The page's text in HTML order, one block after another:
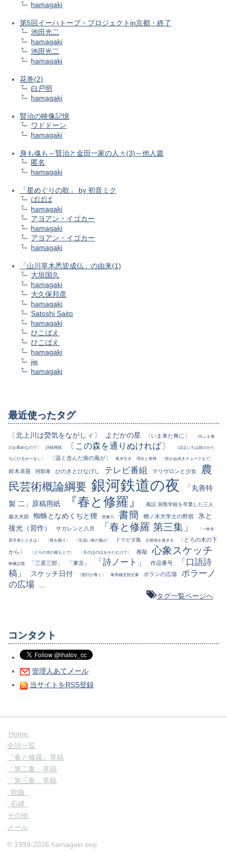
hamagaki
第5回イーハトーブ・プロジェクトin京都・終了
池田光二
hamagaki
池田光二
hamagaki
花巻(2)
白戸明
hamagaki
賢治の映像記憶
ワドドーン
hamagaki
身も魂も～賢治と金田一家の人々(3)～他人篇
匿名
hamagaki
「星めぐりの歌」 by 初音ミク
ばばば
hamagaki
アヨアン・イゴカー
hamagaki
アヨアン・イゴカー
hamagaki
「山川草木悉皆成仏」の由来(1)
大垣国久
hamagaki
大久保邦彦
hamagaki
Satoshi Saito
hamagaki
ひこばえ
ひこばえ
hamagaki
jie
hamagaki
最近使ったタグ
〔北上川は熒気をながしィ〕 よだかの星 〔いま来た角に〕 〔向ふも春
のお勤めなので〕 詩稿用紙 〔この森を通りぬければ〕 〔ほほじろは鼓のかた
ちにひるがへるし〕 〔温く含んだ南の風が〕 夜水引き 渇水と座禅 〔乾かぬ赤きチョークもて〕
鈴木卓苗 阿部孝 ひのきとひなげし テレビ番組 マリヴロンと少女
農
民芸術概論綱要 銀河鉄道の夜
「丸善特
製 二」原稿用紙
『春と修羅』 寓話 洞熊学校を卒業した三人
義太夫節 蜘蛛となめくぢと狸 想像力 書簡 楢ノ木大学士の野宿
氷と
後光（習作）
サガレンと八月 「春と修羅 第三集」 〔一昨年
四月来たときは〕 〔根を截り〕 〔生温い南の風が〕 ドラビダ風 丘陵地を過ぎる
〔どろの木の下
から〕
〔どろの木の根もとで〕 〔月のほのほをかたむけて〕 推敲 心象スケッチ
映像記憶 「三原三部」 「東京」 「詩ノート」 作品番号
「口語詩
稿」
スケッチ日付 〔朝日が青く〕 軍馬補充部主事 ポランの広場
ポラーノ
の広場
タグ一覧ページへ
コンタクト
管理人あてメール
当サイトをRSS登録
Home
全詩一覧
『春と修羅』草稿
「第二集」草稿
「第三集」草稿
歌曲
石碑
その他
メール
© 1999-2026 hamagaki seiji.